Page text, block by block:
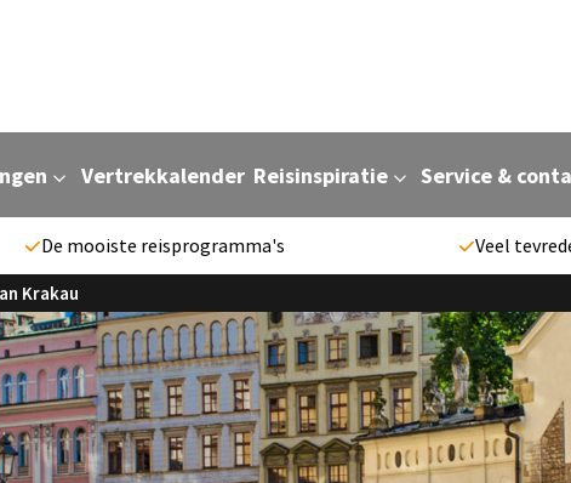
Vertrekkalender Reisinspiratie Service &
De mooiste reisprogramma's Veel
Krakau